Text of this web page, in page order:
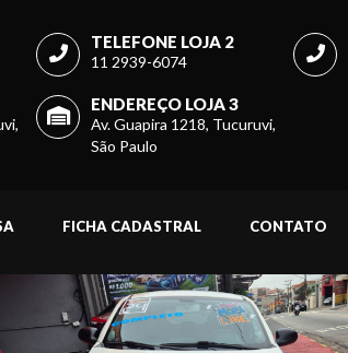
TELEFONE LOJA 2
11 2939-6074
ENDEREÇO LOJA 3
Av. Guapira 1218, Tucuruvi,
São Paulo
FICHA CADASTRAL CONTATO